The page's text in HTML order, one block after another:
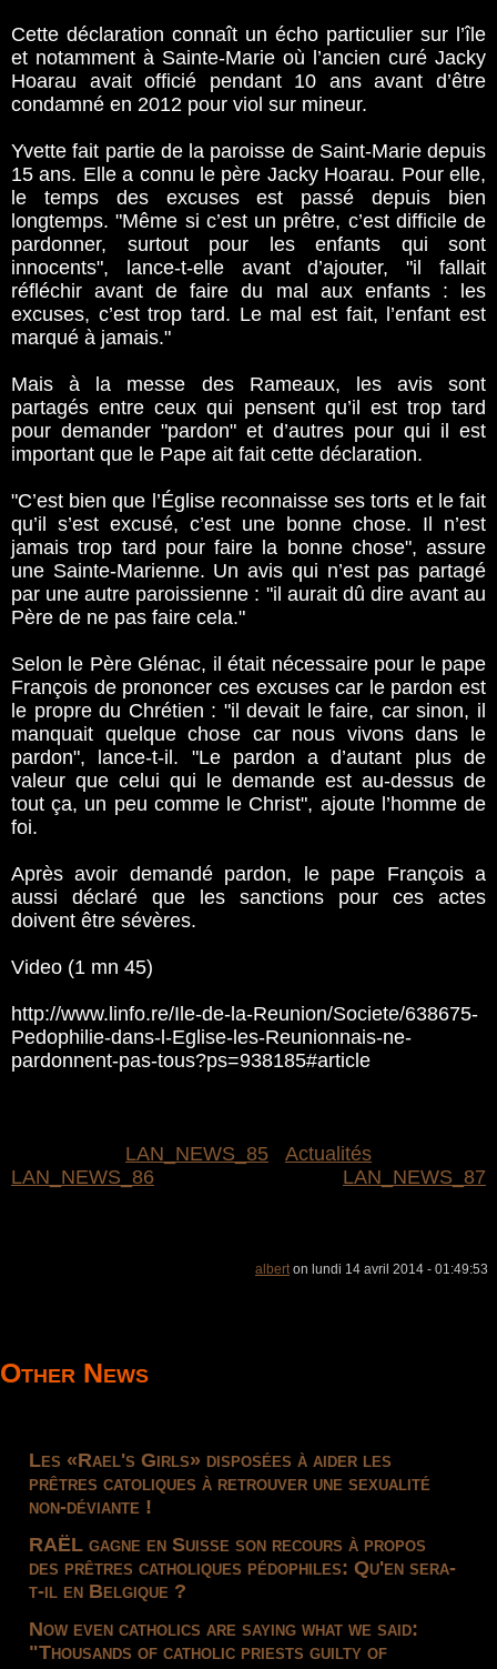
Cette déclaration connaît un écho particulier sur l’île
et notamment à Sainte-Marie où l’ancien curé Jacky
Hoarau avait officié pendant 10 ans avant d’être
condamné en 2012 pour viol sur mineur.
Yvette fait partie de la paroisse de Saint-Marie depuis
15 ans. Elle a connu le père Jacky Hoarau. Pour elle,
le temps des excuses est passé depuis bien
longtemps. "Même si c’est un prêtre, c’est difficile de
pardonner, surtout pour les enfants qui sont
innocents", lance-t-elle avant d’ajouter, "il fallait
réfléchir avant de faire du mal aux enfants : les
excuses, c’est trop tard. Le mal est fait, l’enfant est
marqué à jamais."
Mais à la messe des Rameaux, les avis sont
partagés entre ceux qui pensent qu’il est trop tard
pour demander "pardon" et d’autres pour qui il est
important que le Pape ait fait cette déclaration.
"C’est bien que l’Église reconnaisse ses torts et le fait
qu’il s’est excusé, c’est une bonne chose. Il n’est
jamais trop tard pour faire la bonne chose", assure
une Sainte-Marienne. Un avis qui n’est pas partagé
par une autre paroissienne : "il aurait dû dire avant au
Père de ne pas faire cela."
Selon le Père Glénac, il était nécessaire pour le pape
François de prononcer ces excuses car le pardon est
le propre du Chrétien : "il devait le faire, car sinon, il
manquait quelque chose car nous vivons dans le
pardon", lance-t-il. "Le pardon a d’autant plus de
valeur que celui qui le demande est au-dessus de
tout ça, un peu comme le Christ", ajoute l’homme de
foi.
Après avoir demandé pardon, le pape François a
aussi déclaré que les sanctions pour ces actes
doivent être sévères.
Video (1 mn 45)
http://www.linfo.re/Ile-de-la-Reunion/Societe/638675-
Pedophilie-dans-l-Eglise-les-Reunionnais-ne-
pardonnent-pas-tous?ps=938185#article
LAN_NEWS_85
Actualités
LAN_NEWS_86
LAN_NEWS_87
alberton lundi 14 avril 2014 - 01:49:53
Other News
Les «Rael's Girls» disposées à aider les
prêtres catoliques à retrouver une sexualité
non-déviante !
RAËL gagne en Suisse son recours à propos
des prêtres catholiques pédophiles: Qu'en sera-
t-il en Belgique ?
Now even catholics are saying what we said:
"Thousands of catholic priests guilty of